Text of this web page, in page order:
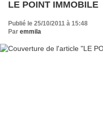
LE POINT IMMOBILE
Publié le 25/10/2011 à 15:48
Par emmila